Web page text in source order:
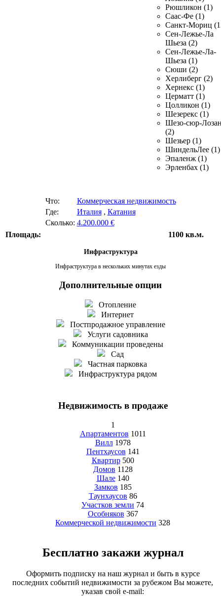
Рюшликон (1)
Саас-Фе (1)
Санкт-Мориц
Сен-Лежье-Ла
Шьеза (2)
Сен-Лежье-Ла-
Шьеза (1)
Сюши (2)
Херлиберг (2)
Хернекс (1)
Церматт (1)
Цолликон (1)
Шезерекс (1)
Шезо-сюр-
(2)
Шезьер (1)
ШиндельЛее (1)
Эпаленж (1)
Эрленбах (1)
Что:
Коммерческая недвижимость
Где:
Италия, Катания
Сколько: 4.200.000 €
Площадь:
1100 кв.м.
Инфраструктура
Инфраструктура в нескольких минутах езды
Дополнительные опции
Отопление
Интернет
Постпродажное управление
Услуги садовника
Коммуникации проведены
Сад
Частная парковка
Инфраструктура рядом
Недвижимость в продаже
1
Апартаментов 1011
Вилл 1978
Пентхаусов 141
Квартир 500
Домов 1128
Шале 140
Замков 185
Таунхаусов 86
Участков земли 74
Особняков 367
Коммерческой недвижимости 328
Бесплатно закажи журнал
Оформить подписку на наш журнал и быть в курсе
последних событий недвижимости за рубежом Вы можете,
указав свой e-mail: